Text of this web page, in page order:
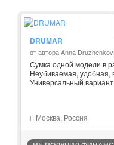
DRUMAR
от автора Anna
Сумка одной модели в
Неубиваемая, удобная,
Универсальный
Москва, Россия